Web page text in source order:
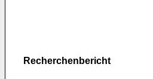
Recherchenbericht